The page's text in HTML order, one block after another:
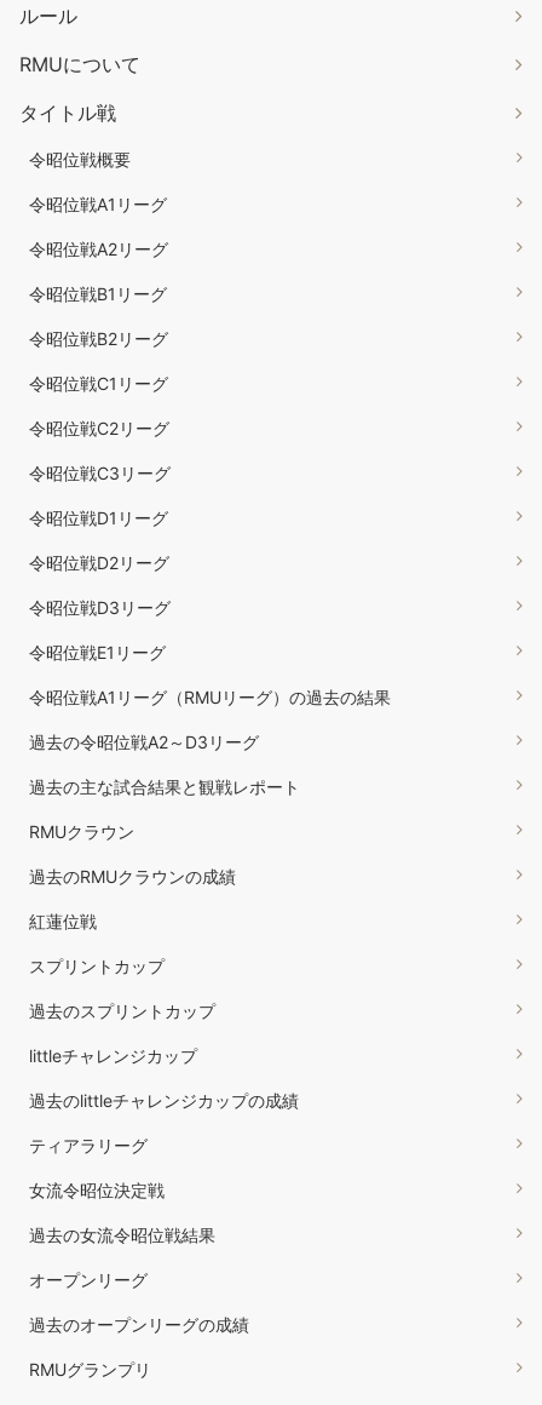
ルール
RMUについて
タイトル戦
令昭位戦概要
令昭位戦A1リーグ
令昭位戦A2リーグ
令昭位戦B1リーグ
令昭位戦B2リーグ
令昭位戦C1リーグ
令昭位戦C2リーグ
令昭位戦C3リーグ
令昭位戦D1リーグ
令昭位戦D2リーグ
令昭位戦D3リーグ
令昭位戦E1リーグ
令昭位戦A1リーグ（RMUリーグ）の過去の結果
過去の令昭位戦A2～D3リーグ
過去の主な試合結果と観戦レポート
RMUクラウン
過去のRMUクラウンの成績
紅蓮位戦
スプリントカップ
過去のスプリントカップ
littleチャレンジカップ
過去のlittleチャレンジカップの成績
ティアラリーグ
女流令昭位決定戦
過去の女流令昭位戦結果
オープンリーグ
過去のオープンリーグの成績
RMUグランプリ